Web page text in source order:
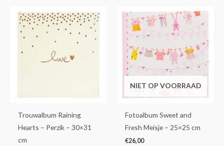
Trouwalbum Raining
Hearts – Perzik – 30×31
cm
NIET OP VOORRAAD
Fotoalbum Sweet and
Fresh Meisje – 25×25 cm
€26,00